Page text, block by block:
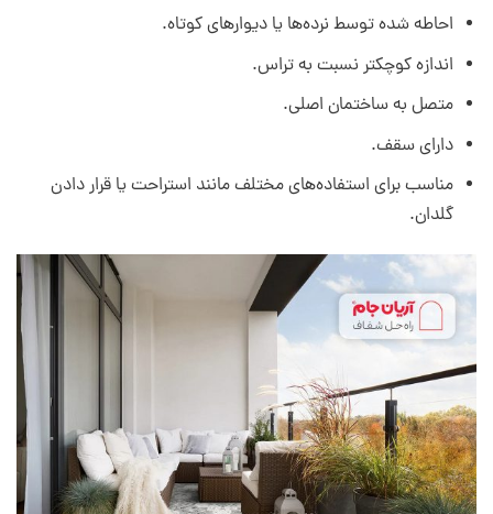
احاطه شده توسط نرده‌ها یا دیوارهای کوتاه.
اندازه کوچکتر نسبت به تراس.
متصل به ساختمان اصلی.
دارای سقف.
مناسب برای استفاده‌های مختلف مانند استراحت یا قرار دادن
گلدان.